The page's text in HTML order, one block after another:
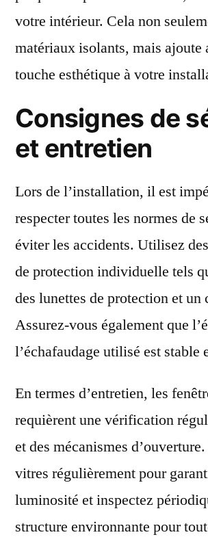
votre intérieur. Cela non
matériaux isolants, mais ajoute
touche esthétique à votre
Consignes de
et entretien
Lors de l’installation, il est
respecter toutes les normes de
éviter les accidents. Utilisez
de protection individuelle tels
des lunettes de protection et un
Assurez-vous également que
l’échafaudage utilisé est stable
En termes d’entretien, les
requièrent une vérification
et des mécanismes
vitres régulièrement pour
luminosité et inspectez
structure environnante pour